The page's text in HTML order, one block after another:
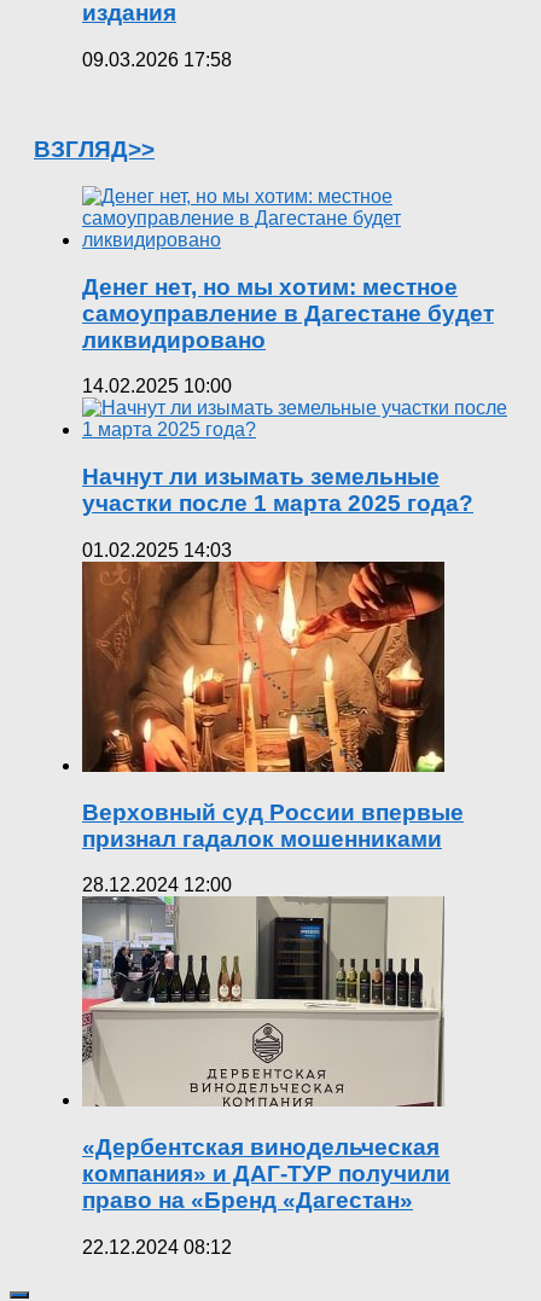
издания
09.03.2026 17:58
ВЗГЛЯД>>
Денег нет, но мы хотим: местное
самоуправление в Дагестане будет
ликвидировано
14.02.2025 10:00
Начнут ли изымать земельные
участки после 1 марта 2025 года?
01.02.2025 14:03
Верховный суд России впервые
признал гадалок мошенниками
28.12.2024 12:00
«Дербентская винодельческая
компания» и ДАГ-ТУР получили
право на «Бренд «Дагестан»
22.12.2024 08:12